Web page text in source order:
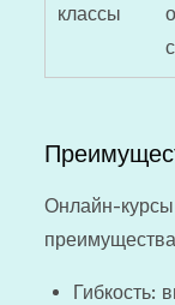
классы
Онлайн-
Гибкость: